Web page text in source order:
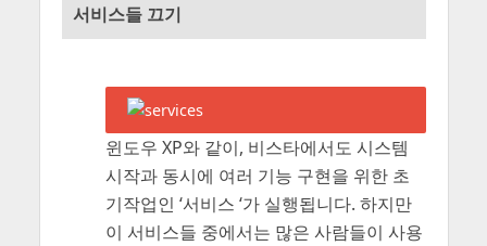
서비스들 끄기
윈도우 XP와 같이, 비스타에서도 시스템
시작과 동시에 여러 기능 구현을 위한 초
기작업인 ‘서비스 ‘가 실행됩니다. 하지만
이 서비스들 중에서는 많은 사람들이 사용